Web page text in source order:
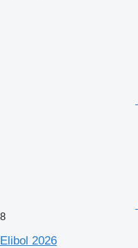
8
Elibol 2026